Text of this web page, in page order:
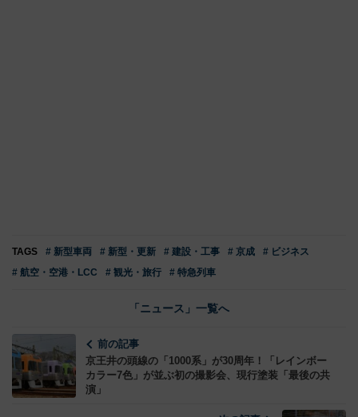
TAGS # 新型車両 # 新型・更新 # 建設・工事 # 京成
# ビジネス
# 航空・空港・LCC
# 観光・旅行 # 特急列車
「ニュース」一覧へ
前の記事
京王井の頭線の「1000系」が30周年！「レインボー
カラー7色」が並ぶ初の撮影会、現行塗装「最後の共
演」